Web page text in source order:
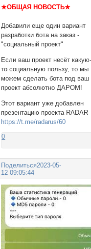
★ОБЩАЯ НОВОСТЬ★
Добавили еще один вариант
разработки бота на заказ -
"социальный проект"
Если ваш проект несёт
то социальную пользу, то мы
можем сделать бота под ваш
проект абсолютно ДАРОМ!
Этот вариант уже добавлен
презентацию проекта RADAR
https://t.me/radarus/60
0
Поделиться2023-05-
12 09:05:44